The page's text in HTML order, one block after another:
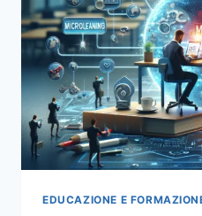
EDUCAZIONE E